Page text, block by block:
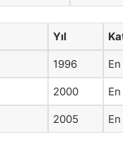
Yıl
1996
2000
2005